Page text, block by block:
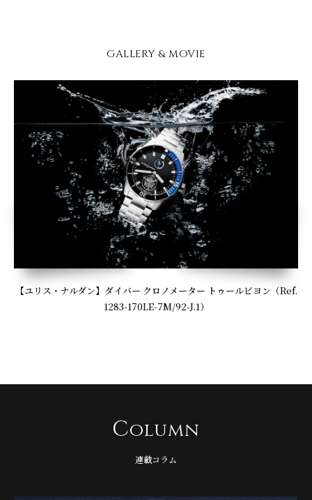
GALLERY & MOVIE
【ユリス・ナルダン】ダイバー クロノメーター トゥールビヨン（Ref.
1283-170LE-7M/92-J.1）
Column
連載コラム